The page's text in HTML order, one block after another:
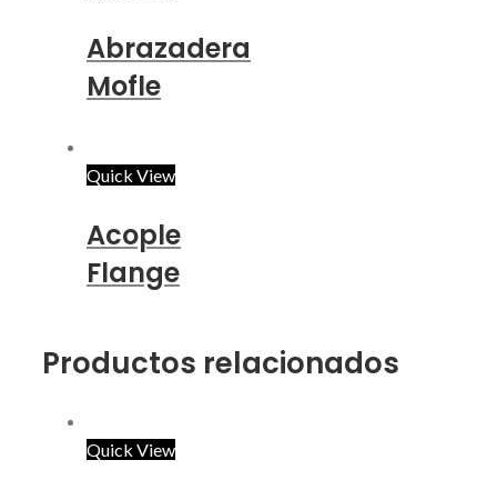
Abrazadera
Mofle
Quick View
Acople
Flange
Productos relacionados
Quick View